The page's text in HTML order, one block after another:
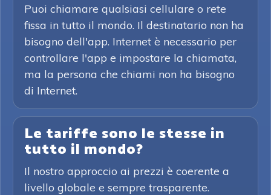
Puoi chiamare qualsiasi cellulare o rete
fissa in tutto il mondo. Il destinatario non ha
bisogno dell'app. Internet è necessario per
controllare l'app e impostare la chiamata,
ma la persona che chiami non ha bisogno
di Internet.
Le tariffe sono le stesse in
tutto il mondo?
Il nostro approccio ai prezzi è coerente a
livello globale e sempre trasparente.